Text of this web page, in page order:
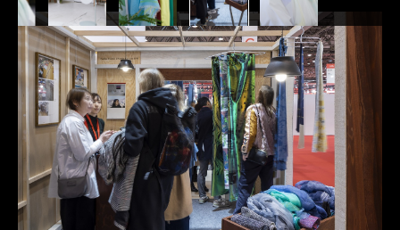
TOP
sitateru 10th
PICK UP
iNNOVATION
iNSPIRATION
iMAGINATION
TERMS OF SERVICE
運営会社
sitateru MARKET
sitateru CLOUD
カスタムオーダー
プライバシーポリシー